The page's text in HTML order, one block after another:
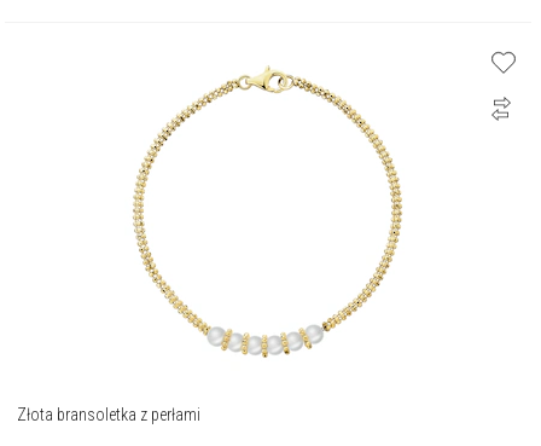
Złota bransoletka z perłami